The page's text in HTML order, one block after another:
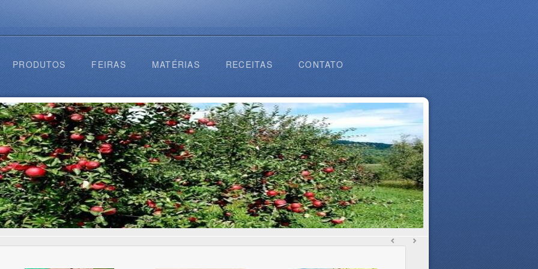
PRODUTOS FEIRAS MATÉRIAS RECEITAS CONTATO